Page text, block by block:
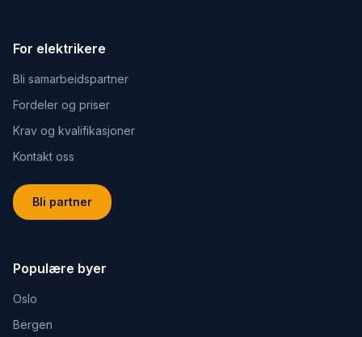
For elektrikere
Bli samarbeidspartner
Fordeler og priser
Krav og kvalifikasjoner
Kontakt oss
Bli partner
Populære byer
Oslo
Bergen